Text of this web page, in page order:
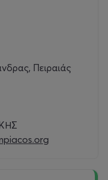
Πειραιάς